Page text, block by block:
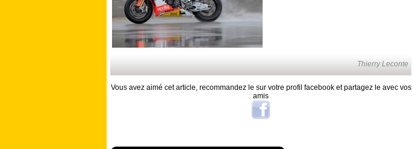
Thierry Leconte
Vous avez aimé cet article, recommandez le sur votre profil facebook et partagez le avec vos
amis